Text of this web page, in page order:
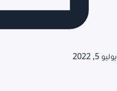
يوليو 5, 2022